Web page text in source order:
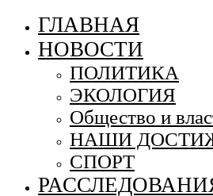
ГЛАВНАЯ
НОВОСТИ
ПОЛИТИКА
ЭКОЛОГИЯ
Общество и
НАШИ
СПОРТ